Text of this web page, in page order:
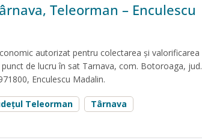
Teleorman – Enculescu
autorizat pentru colectarea și valorificarea
de lucru în sat Tarnava, com. Botoroaga, jud.
Enculescu Madalin.
Teleorman Târnava